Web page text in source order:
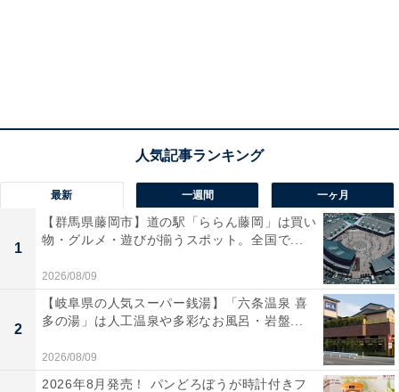
最新 一週間 一ヶ月
1
【群馬県藤岡市】道の駅「ららん藤岡」は買い
物・グルメ・遊びが揃うスポット。全国で...
2026/08/09
2
【岐阜県の人気スーパー銭湯】「六条温泉 喜
多の湯」は人工温泉や多彩なお風呂・岩盤...
2026/08/09
2026年8月発売！ パンどろぼうが時計付きフ